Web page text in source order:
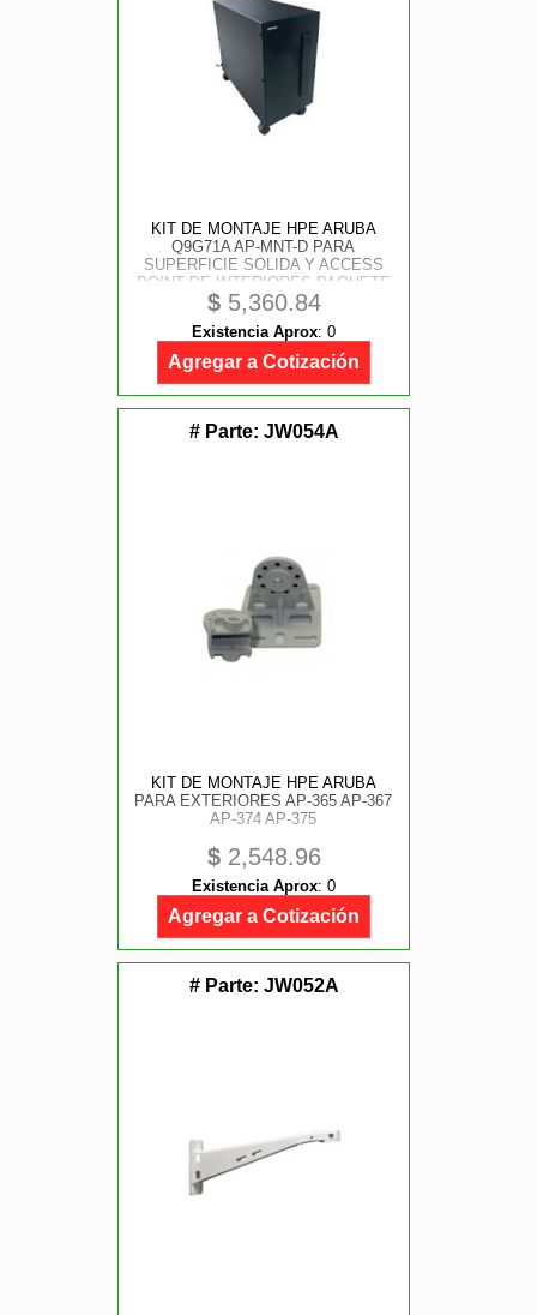
KIT DE MONTAJE HPE ARUBA
Q9G71A AP-MNT-D PARA
SUPERFICIE SOLIDA Y ACCESS
POINT DE INTERIORES PAQUETE
CON 10PZ
$5,360.84
Existencia Aprox: 0
Agregar a Cotización
# Parte: JW054A
KIT DE MONTAJE HPE ARUBA
PARA EXTERIORES AP-365 AP-367
AP-374 AP-375
$2,548.96
Existencia Aprox: 0
Agregar a Cotización
# Parte: JW052A